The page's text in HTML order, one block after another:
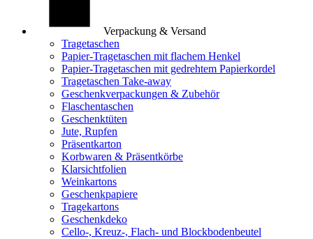
Verpackung & Versand
Tragetaschen
Papier-Tragetaschen mit flachem Henkel
Papier-Tragetaschen mit gedrehtem Papierkordel
Tragetaschen Take-away
Geschenkverpackungen & Zubehör
Flaschentaschen
Geschenktüten
Jute, Rupfen
Präsentkarton
Korbwaren & Präsentkörbe
Klarsichtfolien
Weinkartons
Geschenkpapiere
Tragekartons
Geschenkdeko
Cello-, Kreuz-, Flach- und Blockbodenbeutel